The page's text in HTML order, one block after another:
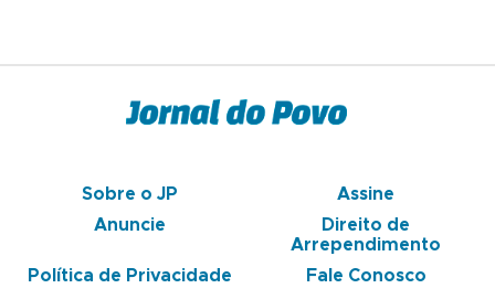
Sobre o JP
Assine
Anuncie
Direito de
Arrependimento
Política de Privacidade
Fale Conosco